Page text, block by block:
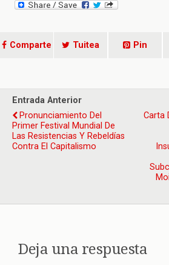
Comparte Tuitea Pin
Entrada Anterior
Pronunciamiento Del
Primer Festival Mundial De
Las Resistencias Y Rebeldías
Contra El Capitalismo
Carta
Deja una respuesta